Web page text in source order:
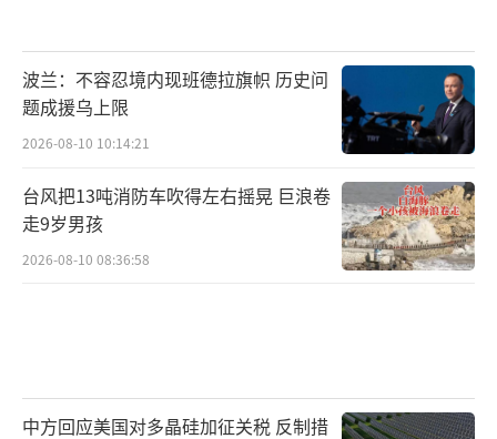
波兰：不容忍境内现班德拉旗帜 历史问
题成援乌上限
2026-08-10 10:14:21
台风把13吨消防车吹得左右摇晃 巨浪卷
走9岁男孩
2026-08-10 08:36:58
中方回应美国对多晶硅加征关税 反制措